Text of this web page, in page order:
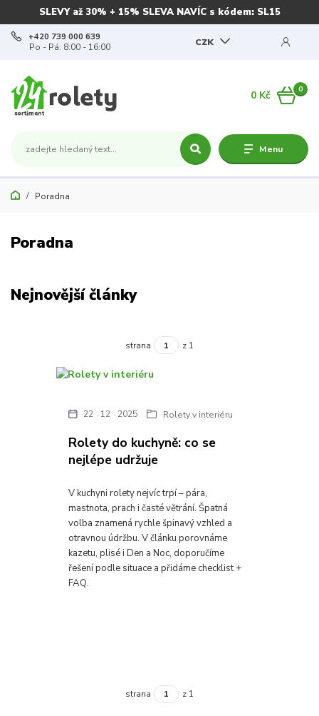
SLEVY až 30% + 15% SLEVA NAVÍC s kódem: SL15
Menu
CZK
+420 739 000 639
Po - Pá: 8:00 - 16:00
0
0 Kč
Poradna
Poradna
Nejnovější články
strana z 1
Rolety do kuchyně: co se
nejlépe udržuje
22 12 2025 Rolety v interiéru
V kuchyni rolety nejvíc trpí – pára,
mastnota, prach i časté větrání. Špatná
volba znamená rychle špinavý vzhled a
otravnou údržbu. V článku porovnáme
kazetu, plisé i Den a Noc, doporučíme
řešení podle situace a přidáme checklist +
FAQ.
strana z 1